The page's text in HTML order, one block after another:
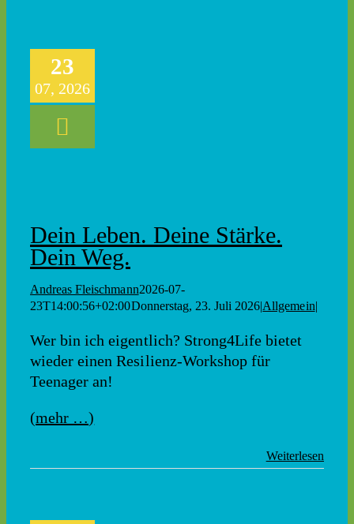
23
07, 2026
Dein Leben. Deine Stärke.
Dein Weg.
Andreas Fleischmann2026-07-
23T14:00:56+02:00Donnerstag, 23. Juli 2026|Allgemein|
Wer bin ich eigentlich? Strong4Life bietet
wieder einen Resilienz-Workshop für
Teenager an!
(mehr …)
Weiterlesen